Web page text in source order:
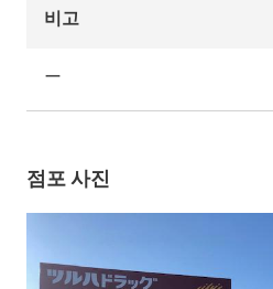
비고
ー
점포 사진